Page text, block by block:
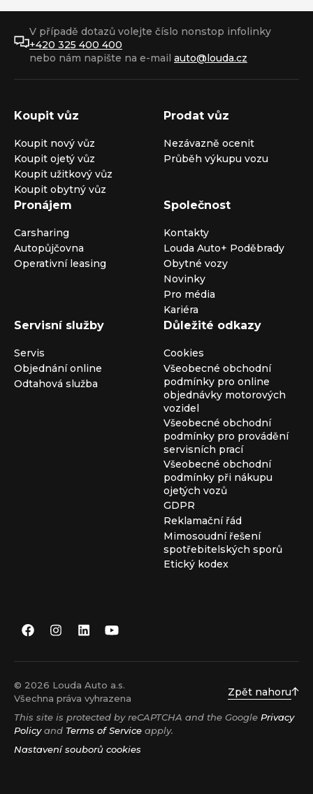
V případě dotazů volejte číslo nonstop infolinky
+420 325 400 400
nebo nám napište na e-mail auto@louda.cz
Koupit vůz
Koupit nový vůz
Koupit ojetý vůz
Koupit užitkový vůz
Koupit obytný vůz
Prodat vůz
Nezávazně ocenit
Průběh výkupu vozu
Pronájem
Carsharing
Autopůjčovna
Operativní leasing
Společnost
Kontakty
Louda Auto+ Poděbrady
Obytné vozy
Novinky
Pro média
Kariéra
Servisní služby
Servis
Objednání online
Odtahová služba
Důležité odkazy
Cookies
Všeobecné obchodní
podmínky pro online
objednávky motorových
vozidel
Všeobecné obchodní
podmínky pro provádění
servisních prací
Všeobecné obchodní
podmínky při nákupu
ojetých vozů
GDPR
Reklamační řád
Mimosoudní řešení
spotřebitelských sporů
Etický kodex
© 2026 Louda Auto a.s.
Všechna práva vyhrazena
Zpět nahoru
This site is protected by reCAPTCHA and the Google Privacy
Policyand Terms of Service apply.
Nastavení souborů cookies